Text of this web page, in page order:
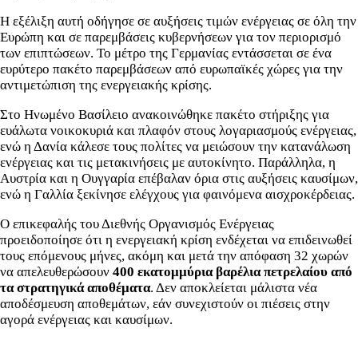
Η εξέλιξη αυτή οδήγησε σε αυξήσεις τιμών ενέργειας σε όλη την
Ευρώπη και σε παρεμβάσεις κυβερνήσεων για τον περιορισμό
των επιπτώσεων. Το μέτρο της Γερμανίας εντάσσεται σε ένα
ευρύτερο πακέτο παρεμβάσεων από ευρωπαϊκές χώρες για την
αντιμετώπιση της ενεργειακής κρίσης.
Στο Ηνωμένο Βασίλειο ανακοινώθηκε πακέτο στήριξης για
ευάλωτα νοικοκυριά και πλαφόν στους λογαριασμούς ενέργειας,
ενώ η Δανία κάλεσε τους πολίτες να μειώσουν την κατανάλωση
ενέργειας και τις μετακινήσεις με αυτοκίνητο. Παράλληλα, η
Αυστρία και η Ουγγαρία επέβαλαν όρια στις αυξήσεις καυσίμων,
ενώ η Γαλλία ξεκίνησε ελέγχους για φαινόμενα αισχροκέρδειας.
Ο επικεφαλής του Διεθνής Οργανισμός Ενέργειας
προειδοποίησε ότι η ενεργειακή κρίση ενδέχεται να επιδεινωθεί
τους επόμενους μήνες, ακόμη και μετά την απόφαση 32 χωρών
να απελευθερώσουν 400 εκατομμύρια βαρέλια πετρελαίου από
τα στρατηγικά αποθέματα. Δεν αποκλείεται μάλιστα νέα
αποδέσμευση αποθεμάτων, εάν συνεχιστούν οι πιέσεις στην
αγορά ενέργειας και καυσίμων.